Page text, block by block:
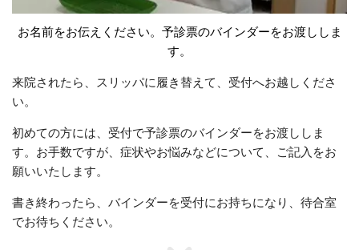
お名前をお伝えください。予診票のバインダーをお渡ししま
す。
来院されたら、スリッパに履き替えて、受付へお越しくださ
い。
初めての方には、受付で予診票のバインダーをお渡ししま
す。お手数ですが、症状やお悩みなどについて、ご記入をお
願いいたします。
書き終わったら、バインダーを受付にお持ちになり、待合室
でお待ちください。